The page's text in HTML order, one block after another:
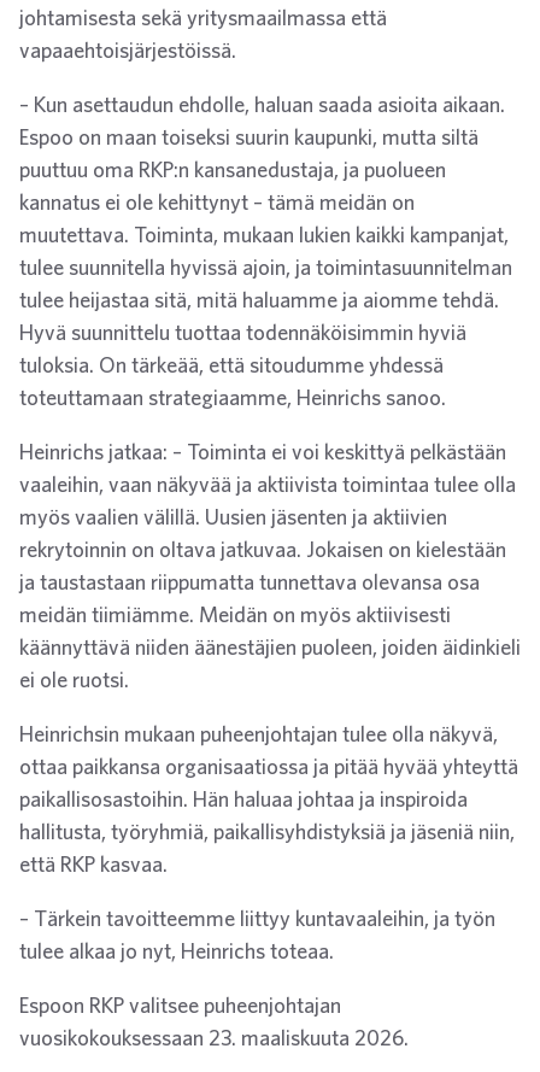
johtamisesta sekä yritysmaailmassa että
vapaaehtoisjärjestöissä.
– Kun asettaudun ehdolle, haluan saada asioita aikaan.
Espoo on maan toiseksi suurin kaupunki, mutta siltä
puuttuu oma RKP:n kansanedustaja, ja puolueen
kannatus ei ole kehittynyt – tämä meidän on
muutettava. Toiminta, mukaan lukien kaikki kampanjat,
tulee suunnitella hyvissä ajoin, ja toimintasuunnitelman
tulee heijastaa sitä, mitä haluamme ja aiomme tehdä.
Hyvä suunnittelu tuottaa todennäköisimmin hyviä
tuloksia. On tärkeää, että sitoudumme yhdessä
toteuttamaan strategiaamme, Heinrichs sanoo.
Heinrichs jatkaa: – Toiminta ei voi keskittyä pelkästään
vaaleihin, vaan näkyvää ja aktiivista toimintaa tulee olla
myös vaalien välillä. Uusien jäsenten ja aktiivien
rekrytoinnin on oltava jatkuvaa. Jokaisen on kielestään
ja taustastaan riippumatta tunnettava olevansa osa
meidän tiimiämme. Meidän on myös aktiivisesti
käännyttävä niiden äänestäjien puoleen, joiden äidinkieli
ei ole ruotsi.
Heinrichsin mukaan puheenjohtajan tulee olla näkyvä,
ottaa paikkansa organisaatiossa ja pitää hyvää yhteyttä
paikallisosastoihin. Hän haluaa johtaa ja inspiroida
hallitusta, työryhmiä, paikallisyhdistyksiä ja jäseniä niin,
että RKP kasvaa.
– Tärkein tavoitteemme liittyy kuntavaaleihin, ja työn
tulee alkaa jo nyt, Heinrichs toteaa.
Espoon RKP valitsee puheenjohtajan
vuosikokouksessaan 23. maaliskuuta 2026.